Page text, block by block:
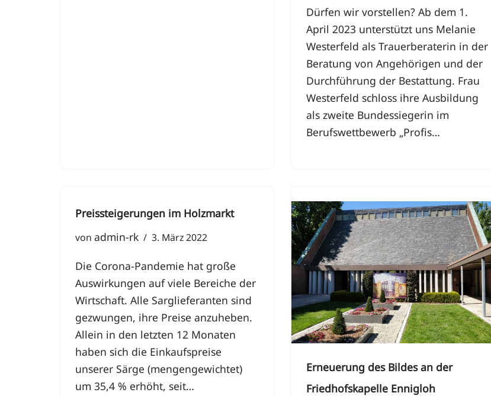
Dürfen wir vorstellen? Ab dem 1.
April 2023 unterstützt uns Melanie
Westerfeld als Trauerberaterin in der
Beratung von Angehörigen und der
Durchführung der Bestattung. Frau
Westerfeld schloss ihre Ausbildung
als zweite Bundessiegerin im
Berufswettbewerb „Profis…
Preissteigerungen im Holzmarkt
von admin-rk 3. März 2022
Die Corona-Pandemie hat große
Auswirkungen auf viele Bereiche der
Wirtschaft. Alle Sarglieferanten sind
gezwungen, ihre Preise anzuheben.
Allein in den letzten 12 Monaten
haben sich die Einkaufspreise
unserer Särge (mengengewichtet)
um 35,4 % erhöht, seit…
Erneuerung des Bildes an der
Friedhofskapelle Ennigloh